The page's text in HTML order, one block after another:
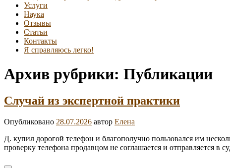
Услуги
Наука
Отзывы
Статьи
Контакты
Я справляюсь легко!
Архив рубрики: Публикации
Случай из экспертной практики
Опубликовано 28.07.2026 автор Елена
Д. купил дорогой телефон и благополучно пользовался им
проверку телефона продавцом не соглашается и отправляется в